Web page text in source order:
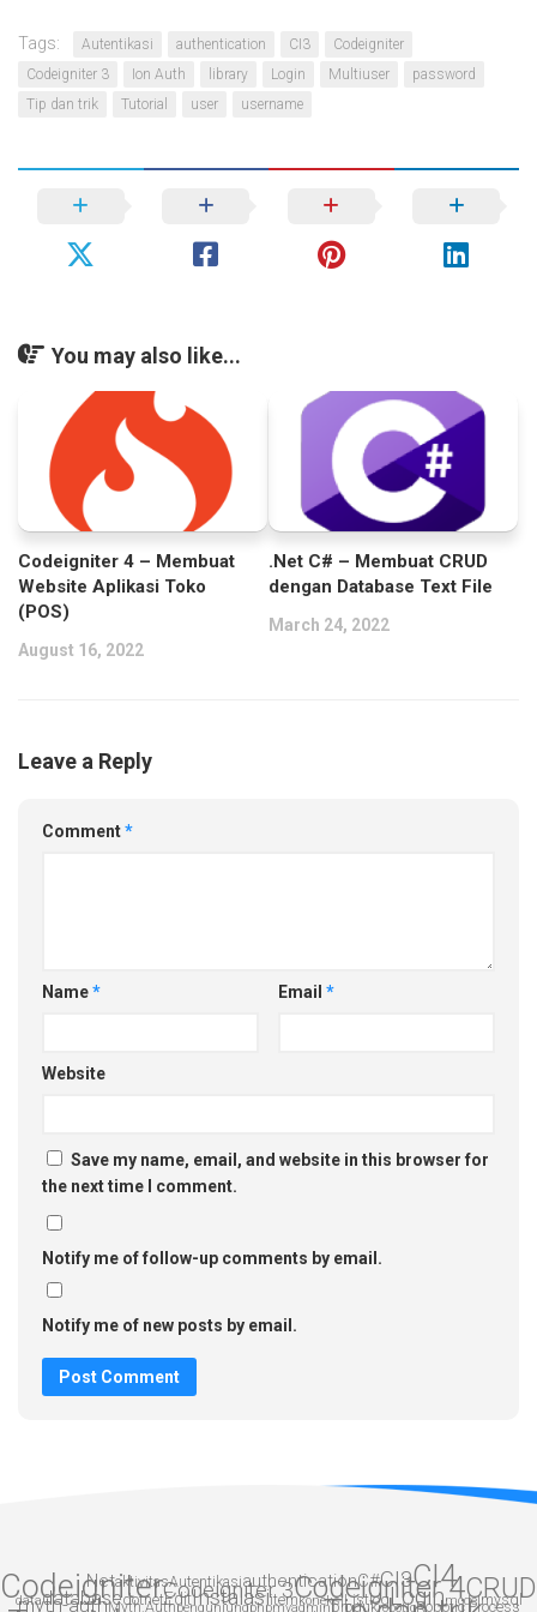
Tags: Autentikasi authentication CI3
Codeigniter
Codeigniter 3
Ion Auth library Login Multiuser
password
Tip dan trik
Tutorial user username
You may also like...
Codeigniter 4 – Membuat
Website Aplikasi Toko
(POS)
August 16, 2022
.Net C# – Membuat CRUD
dengan Database Text File
March 24, 2022
Leave a Reply
Comment*
Name* Email *
Website
Save my name, email, and website in this browser for
the next time I comment.
Notify me of follow-up comments by email.
Notify me of new posts by email.
.NetaktivitasAutentikasiauthenticationC#CI3CI4
CodeigniterCodeigniter 3Codeigniter 4CRUD
datadatabasedotnetEditInstalasiitemkoneksiListlogLoginmodelmysql
myth-authMyth:AuthpengunjungphpmyadminprodukroboticRobotic Process